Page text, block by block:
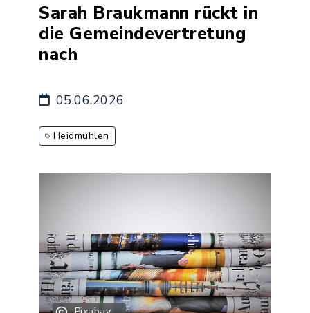
Sarah Braukmann rückt in
die Gemeindevertretung
nach
05.06.2026
Heidmühlen